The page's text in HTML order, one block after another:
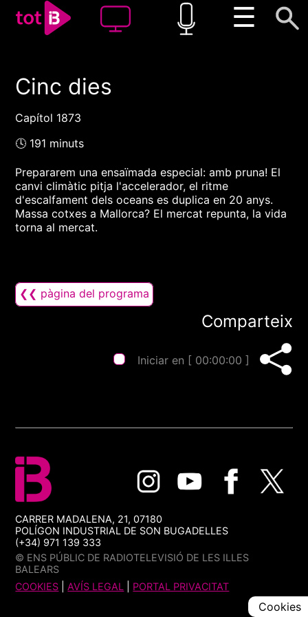
☰
00:00 00:00
Cinc dies
Capítol 1873
🕓 191 minuts
Prepararem una ensaïmada especial: amb pruna! El
canvi climàtic pitja l'accelerador, el ritme
d'escalfament dels oceans es duplica en 20 anys.
Massa cotxes a Mallorca? El mercat repunta, la vida
torna al mercat.
❮❮ pàgina del programa
Comparteix
Iniciar en [ 00:00:00 ]
CARRER MADALENA, 21, 07180
POLÍGON INDUSTRIAL DE SON BUGADELLES
(+34) 971 139 333
© ENS PÚBLIC DE RADIOTELEVISIÓ DE LES ILLES
BALEARS
COOKIES |AVÍS LEGAL PORTAL PRIVACITAT
Cookies